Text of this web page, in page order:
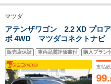
マツダ
アテンザワゴン 2.2 XD プロ
ボ 4WD マツダコネクトナ
ラ アドバンストスマートシテ
ルーズコントロール レーンキ
ドスポットモニター アダプ
ETC
販売店保証 車両品質評価書付 購入プラン
支払
99.